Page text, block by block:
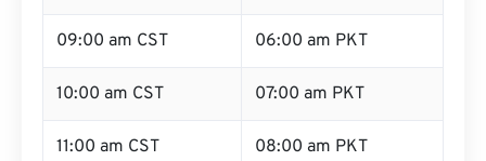
09:00 am CST 06:00 am PKT
10:00 am CST 07:00 am PKT
11:00 am CST 08:00 am PKT